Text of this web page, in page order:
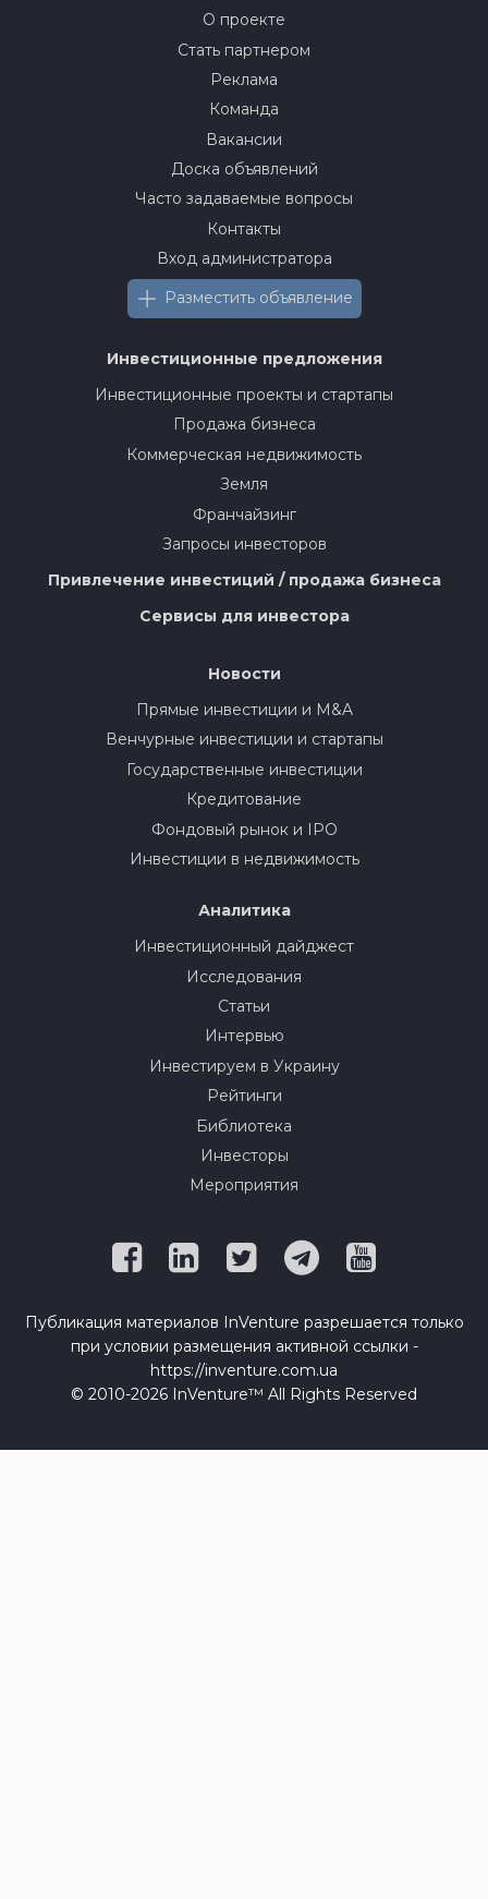
О проекте
Стать партнером
Реклама
Команда
Вакансии
Доска объявлений
Часто задаваемые вопросы
Контакты
Вход администратора
Разместить объявление
Инвестиционные предложения
Инвестиционные проекты и стартапы
Продажа бизнеса
Коммерческая недвижимость
Земля
Франчайзинг
Запросы инвесторов
Привлечение инвестиций / продажа бизнеса
Сервисы для инвестора
Новости
Прямые инвестиции и M&A
Венчурные инвестиции и стартапы
Государственные инвестиции
Кредитование
Фондовый рынок и IPO
Инвестиции в недвижимость
Аналитика
Инвестиционный дайджест
Исследования
Статьи
Интервью
Инвестируем в Украину
Рейтинги
Библиотека
Инвесторы
Мероприятия
Публикация материалов InVenture разрешается только
при условии размещения активной ссылки -
https://inventure.com.ua
© 2010-2026 InVenture™ All Rights Reserved